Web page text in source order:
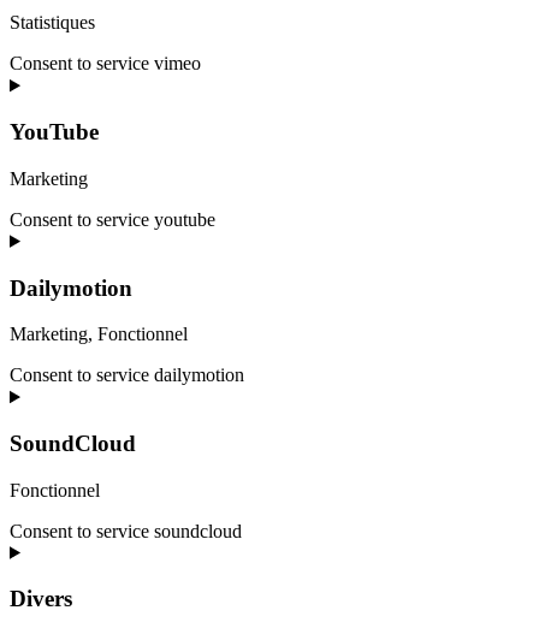
Statistiques
Consent to service vimeo
YouTube
Marketing
Consent to service youtube
Dailymotion
Marketing, Fonctionnel
Consent to service dailymotion
SoundCloud
Fonctionnel
Consent to service soundcloud
Divers